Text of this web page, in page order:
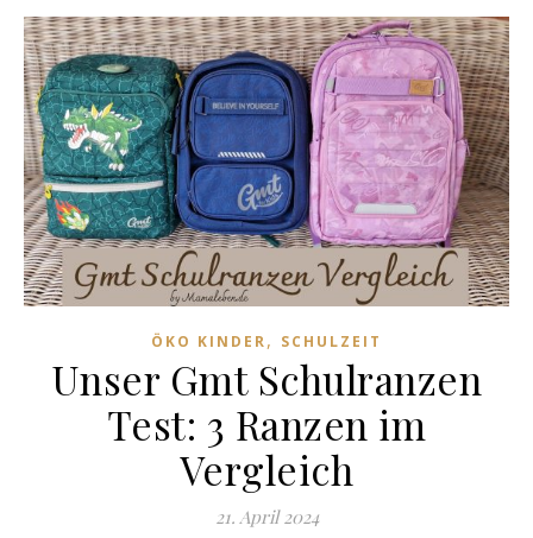
ÖKO KINDER, SCHULZEIT
Unser Gmt Schulranzen
Test: 3 Ranzen im
Vergleich
21. April 2024